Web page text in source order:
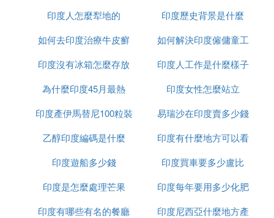
印度人怎麼犁地的
印度歷史背景是什麼
如何去印度治療牛皮癬
如何解決印度僱傭童工
的問題
印度沒有冰箱怎麼存放
食物
印度人工作是什麼樣子
為什麼印度45月最熱
印度女性怎麼站立
印度產伊馬替尼100粒裝
多少錢
易瑞沙在印度賣多少錢
一粒
乙醇印度編碼是什麼
印度有什麼地方可以看
到太陽
印度遊船多少錢
印度買車要多少盧比
印度是怎麼處理芒果
印度每年要用多少化肥
印度有哪些有名的餐廳
印度尼西亞什麼地方產